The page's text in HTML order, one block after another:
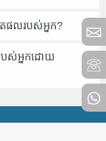
តផលរបស់អ្នក?
របស់អ្នកដោយ